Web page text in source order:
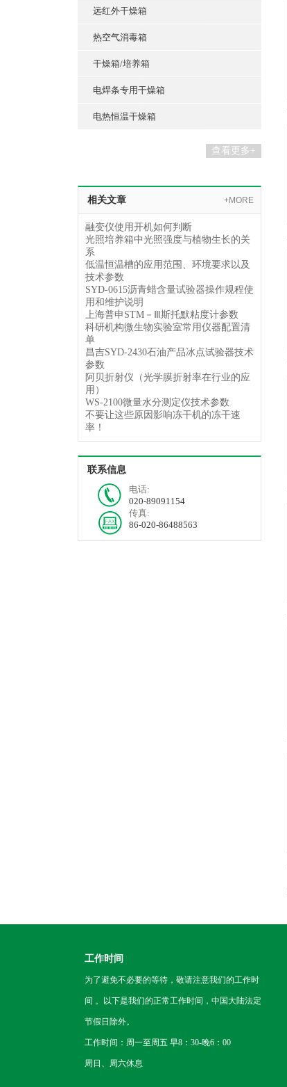
远红外干燥箱
热空气消毒箱
干燥箱/培养箱
电焊条专用干燥箱
电热恒温干燥箱
查看更多+
相关文章 +MORE
融变仪使用开机如何判断
光照培养箱中光照强度与植物生长的关
系
低温恒温槽的应用范围、环境要求以及
技术参数
SYD-0615沥青蜡含量试验器操作规程使
用和维护说明
上海普申STM－Ⅲ斯托默粘度计参数
科研机构微生物实验室常用仪器配置清
单
昌吉SYD-2430石油产品冰点试验器技术
参数
阿贝折射仪（光学膜折射率在行业的应
用）
WS-2100微量水分测定仪技术参数
不要让这些原因影响冻干机的冻干速
率！
联系信息
电话:
020-89091154
传真:
86-020-86488563
工作时间
为了避免不必要的等待，敬请注意我们的工作时
间 。以下是我们的正常工作时间，中国大陆法定
节假日除外。
工作时间：周一至周五 早8：30-晚6：00
周日、周六休息